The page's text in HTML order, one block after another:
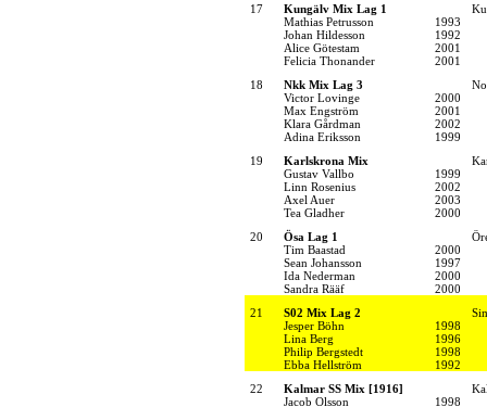
17
Kungälv Mix Lag 1
Mathias Petrusson
1993
Johan Hildesson
1992
Alice Götestam
2001
Felicia Thonander
2001
18
Nkk Mix Lag 3
Victor Lovinge
2000
Max Engström
2001
Klara Gårdman
2002
Adina Eriksson
1999
19
Karlskrona Mix
Gustav Vallbo
1999
Linn Rosenius
2002
Axel Auer
2003
Tea Gladher
2000
20
Ösa Lag 1
Tim Baastad
2000
Sean Johansson
1997
Ida Nederman
2000
Sandra Rääf
2000
21
S02 Mix Lag 2
Jesper Böhn
1998
Lina Berg
1996
Philip Bergstedt
1998
Ebba Hellström
1992
22
Kalmar SS Mix [1916]
Jacob Olsson
1998